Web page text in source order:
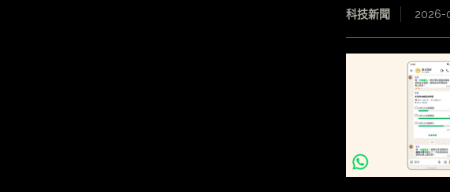
科技新聞 2026-